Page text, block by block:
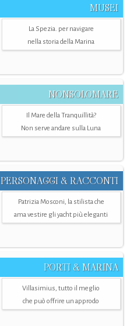
MUSEI
La Spezia. per navigare
nella storia della Marina
NONSOLOMARE
Il Mare della Tranquillità?
Non serve andare sulla Luna
PERSONAGGI & RACCONTI
Patrizia Mosconi, la stilista che
ama vestire gli yacht più eleganti
PORTI & MARINA
Villasimius, tutto il meglio
che può offrire un approdo